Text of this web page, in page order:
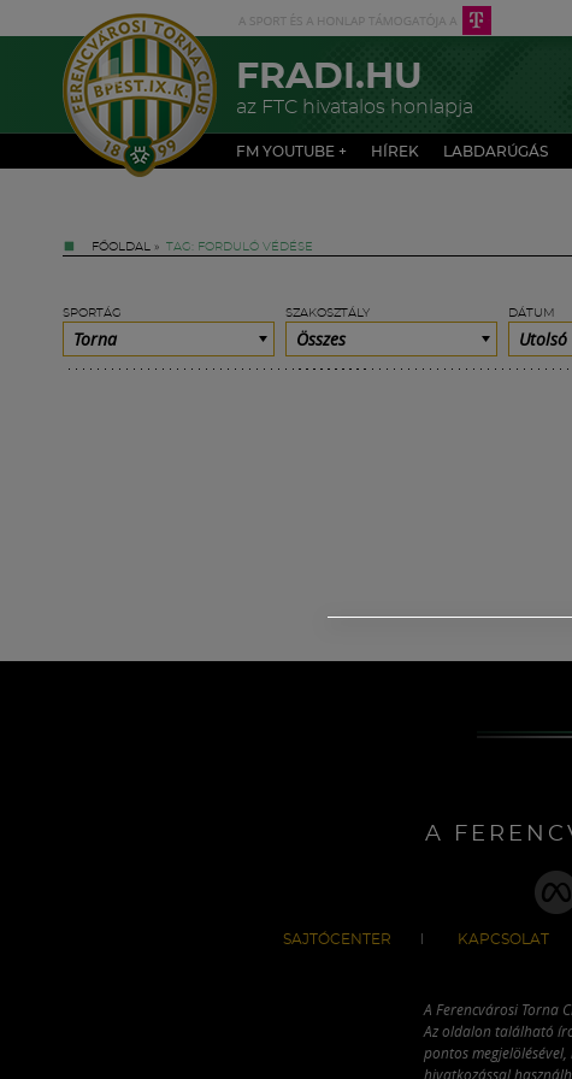
FRADI.HU
az FTC hivatalos honlapja
FM YOUTUBE + HÍREK LABDARÚGÁS
FŐOLDAL » TAG: FORDULÓ VÉDÉSE
SPORTÁG
Torna
SZAKOSZTÁLY
Összes
DÁTUM
A
SAJTÓCENTER KAPCSOLAT
A Ferencvárosi Torna
Az oldalon található
pontos
hivatkozással